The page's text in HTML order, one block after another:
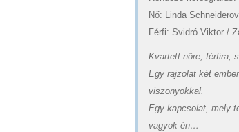
Nő: Linda
Férfi: Svidró Viktor /
Kvartett nőre, férfira,
Egy rajzolat két
viszonyokkal.
Egy kapcsolat, mely
vagyok én…